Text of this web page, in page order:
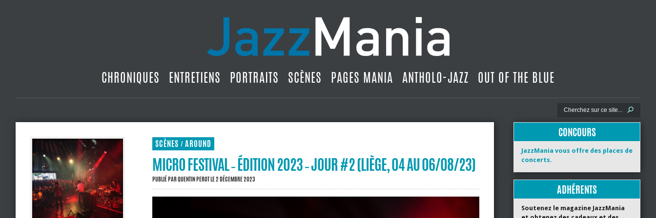
CHRONIQUES ENTRETIENS PORTRAITS SCÈNES PAGES MANIA ANTHOLO-JAZZ OUT OF THE BLUE
SCÈNES / AROUND
MICRO FESTIVAL ‐ ÉDITION 2023 ‐ JOUR #2 (LIÈGE, 04 AU 06/08/23)
PUBLIÉ PARQUENTIN PEROTLE 2 DÉCEMBRE 2023
CONCOURS
JazzMania vous offre des places de
concerts.
ADHÉRENTS
Soutenez le magazine JazzMania